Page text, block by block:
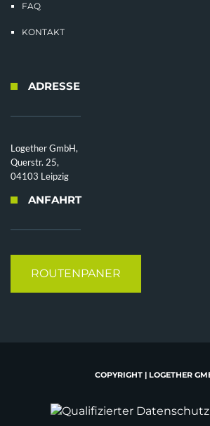
FAQ
KONTAKT
ADRESSE
Logether GmbH,
Querstr. 25,
04103 Leipzig
ANFAHRT
ROUTENPANER
COPYRIGHT | LOGETHER